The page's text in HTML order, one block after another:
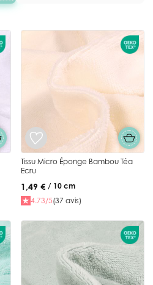
Tissu Micro Éponge Bambou Téa
Ecru
1,49 € / 10 cm
4.73/5(37 avis)